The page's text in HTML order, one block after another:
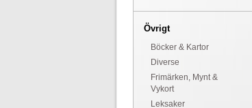
Övrigt
Böcker & Kartor
Diverse
Frimärken, Mynt &
Vykort
Leksaker